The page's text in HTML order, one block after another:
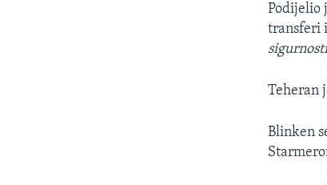
Podijelio
transferi
Teheran
Blinken